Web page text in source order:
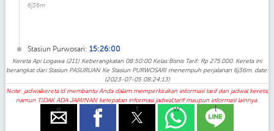
6j36m
Stasiun Purwosari: 15:26:00
Kereta Api Logawa (211) Keberangkatan 08:50:00 Kelas:Bisnis Tarif: Rp 275.000. Kereta ini
berangkat dari Stasiun PASURUAN Ke Stasiun PURWOSARI menempuh perjalanan 6j36m. date:
(2023-07-05 08:24:13)
Note: jadwalkereta.id membantu Anda dalam memperkirakan informasi tarif dan jadwal kereta,
namun TIDAK ADA JAMINAN ketepatan informasi jadwal,tarif maupun informasi lainnya.
e f t w l